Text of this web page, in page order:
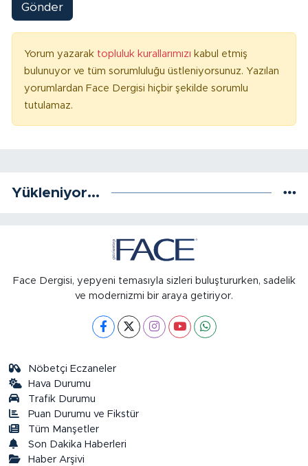
Gönder
Yorum yazarak topluluk kurallarımızı kabul etmiş
bulunuyor ve tüm sorumluluğu üstleniyorsunuz. Yazılan
yorumlardan Face Dergisi hiçbir şekilde sorumlu
tutulamaz.
Yükleniyor...
Face Dergisi, yepyeni temasıyla sizleri buluştururken, sadelik
ve modernizmi bir araya getiriyor.
Nöbetçi Eczaneler
Hava Durumu
Trafik Durumu
Puan Durumu ve Fikstür
Tüm Manşetler
Son Dakika Haberleri
Haber Arşivi